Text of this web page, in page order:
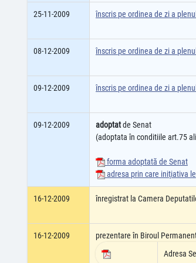
25-11-2009 înscris pe ordinea de zi a
08-12-2009 înscris pe ordinea de zi a
09-12-2009 înscris pe ordinea de zi a
09-12-2009 adoptatde Senat
(adoptata în conditiile art.75
forma adoptată de Senat
adresa prin care iniţiativa
16-12-2009 înregistrat la Camera
16-12-2009
prezentare în Biroul
Adresa